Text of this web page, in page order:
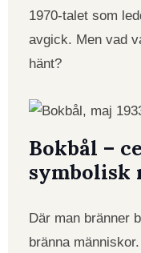
1970-talet som
avgick. Men vad
hänt?
Bokbål –
symbolisk
Där man bränner
bränna människor.